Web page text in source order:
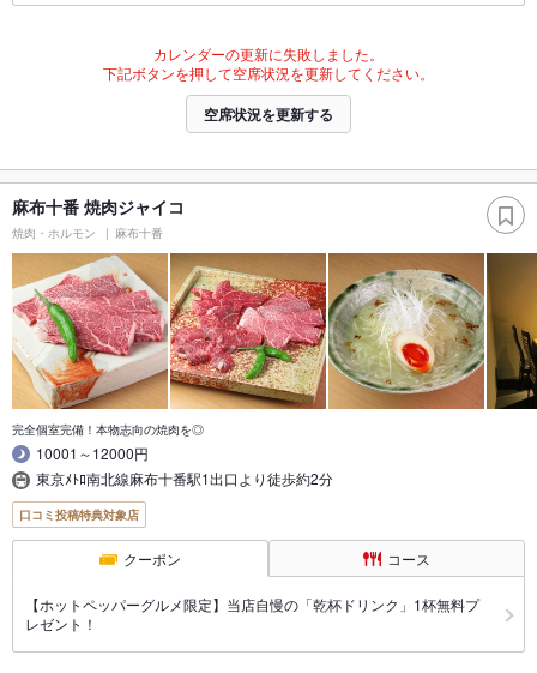
カレンダーの更新に失敗しました。
下記ボタンを押して空席状況を更新してください。
空席状況を更新する
麻布十番 焼肉ジャイコ
焼肉・ホルモン 麻布十番
完全個室完備！本物志向の焼肉を◎
10001～12000円
東京ﾒﾄﾛ南北線麻布十番駅1出口より徒歩約2分
口コミ投稿特典対象店
クーポン コース
【ホットペッパーグルメ限定】当店自慢の「乾杯ドリンク」1杯無料プ
レゼント！